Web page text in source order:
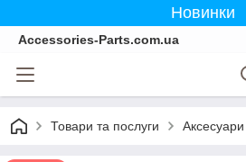
Новинки
Accessories-Parts.com.ua
Товари та послуги Аксесуари